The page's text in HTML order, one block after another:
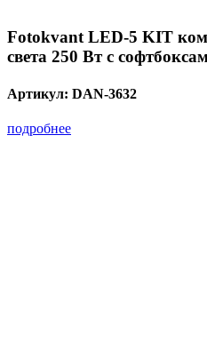
Fotokvant LED-5 KIT
света 250 Вт с
Артикул: DAN-3632
подробнее